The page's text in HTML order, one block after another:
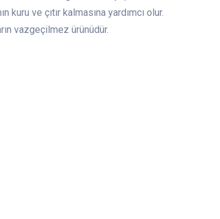
kuru ve çıtır kalmasına yardımcı olur.
vazgeçilmez ürünüdür.